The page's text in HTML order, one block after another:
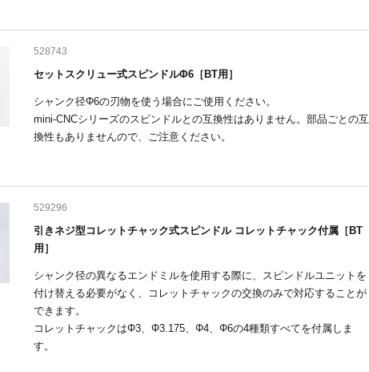
528743
セットスクリュー式スピンドルΦ6［BT用］
シャンク径Φ6の刃物を使う場合にご使用ください。
mini-CNCシリーズのスピンドルとの互換性はありません。部品ごとの互
換性もありませんので、ご注意ください。
529296
引きネジ型コレットチャック式スピンドル コレットチャック付属［BT
用］
シャンク径の異なるエンドミルを使用する際に、スピンドルユニットを
付け替える必要がなく、コレットチャックの交換のみで対応することが
できます。
コレットチャックはΦ3、Φ3.175、Φ4、Φ6の4種類すべてを付属しま
す。